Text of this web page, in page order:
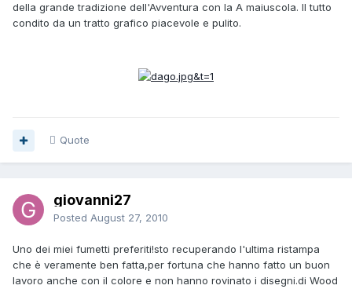
della grande tradizione dell'Avventura con la A maiuscola. Il tutto
condito da un tratto grafico piacevole e pulito.
Quote
giovanni27
Posted August 27, 2010
Uno dei miei fumetti preferiti!sto recuperando l'ultima ristampa
che è veramente ben fatta,per fortuna che hanno fatto un buon
lavoro anche con il colore e non hanno rovinato i disegni.di Wood